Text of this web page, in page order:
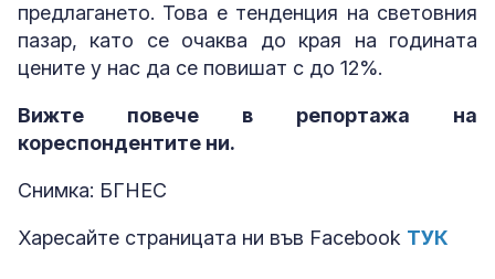
предлагането. Това е тенденция на световния
пазар, като се очаква до края на годината
цените у нас да се повишат с до 12%.
Вижте повече в репортажа на
кореспондентите ни.
Снимка: БГНЕС
Харесайте страницата ни във Facebook ТУК